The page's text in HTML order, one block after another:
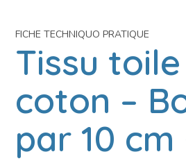
FICHE TECHNIQUO PRATIQUE
Tissu
coton –
par 10 cm